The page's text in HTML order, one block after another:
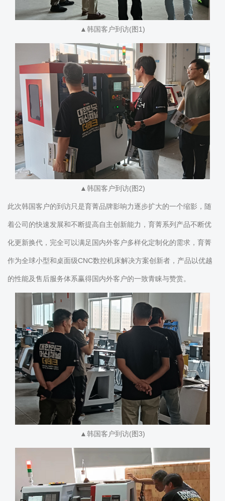
▲韩国客户到访(图1)
▲韩国客户到访(图2)
此次韩国客户的到访只是育菁品牌影响力逐步扩大的一个缩影，随
着公司的快速发展和不断提高自主创新能力，育菁系列产品不断优
化更新换代，完全可以满足国内外客户多样化定制化的需求，育菁
作为全球小型和桌面级CNC数控机床解决方案创新者，产品以优越
的性能及售后服务体系赢得国内外客户的一致青睐与赞赏。
▲韩国客户到访(图3)